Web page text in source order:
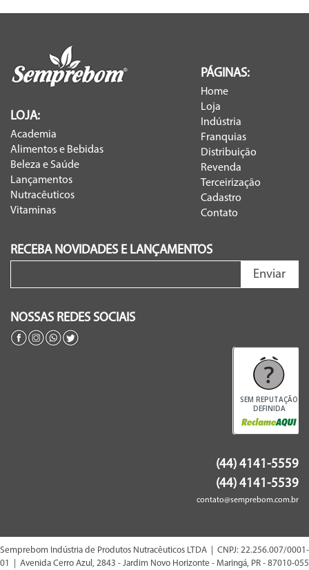
PÁGINAS:
Home
Loja
Indústria
Franquias
Distribuição
Revenda
Terceirização
Cadastro
Contato
LOJA:
Academia
Alimentos e Bebidas
Beleza e Saúde
Lançamentos
Nutracêuticos
Vitaminas
RECEBA NOVIDADES E LANÇAMENTOS
Enviar
NOSSAS REDES SOCIAIS
SEM REPUTAÇÃO
DEFINIDA
(44) 4141-5559
(44) 4141-5539
contato@semprebom.com.br
Semprebom Indústria de Produtos Nutracêuticos LTDA | CNPJ: 22.256.007/0001-
01 | Avenida Cerro Azul, 2843 - Jardim Novo Horizonte - Maringá, PR - 87010-055